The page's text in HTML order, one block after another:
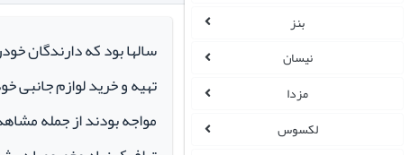
بنز
نیسان
مزدا
لکسوس
سالها بود که دارندگان
تهیه و خرید لوازم جانبی
مواجه بودند از جمله